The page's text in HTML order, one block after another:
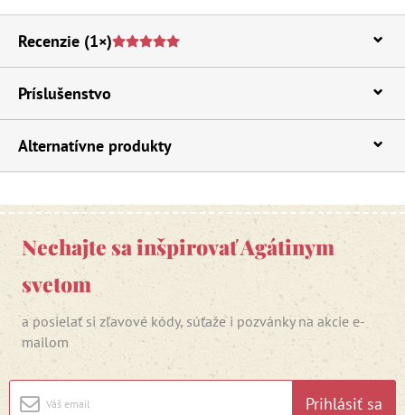
Recenzie (1×)
Príslušenstvo
Alternatívne produkty
Nechajte sa inšpirovať Agátinym
svetom
a posielať si zľavové kódy, súťaže i pozvánky na akcie e-
mailom
Prihlásiť sa